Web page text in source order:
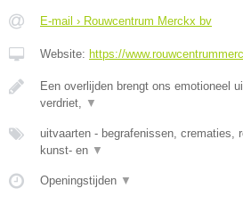
E-mail › Rouwcentrum Merckx bv
Website: https://
Een overlijden brengt ons emotioneel
verdriet,
▼
uitvaarten - begrafenissen, crematies,
kunst- en ▼
Openingstijden ▼